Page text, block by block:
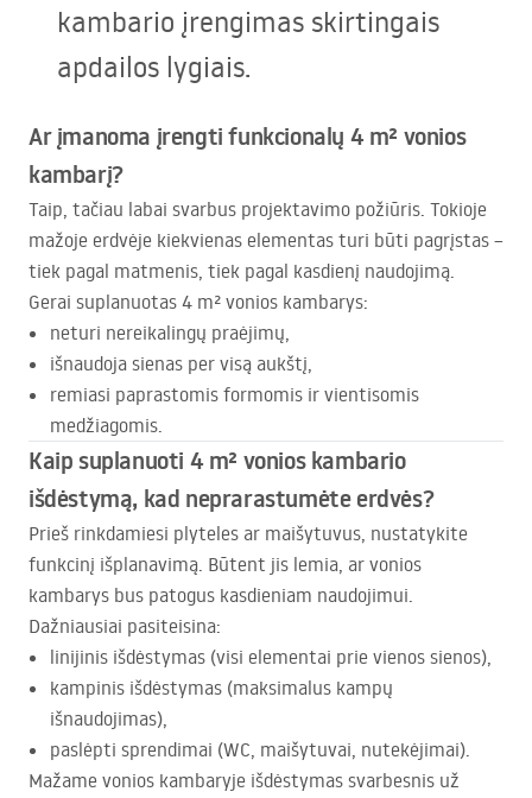
kambario įrengimas skirtingais
apdailos lygiais.
Ar įmanoma įrengti funkcionalų 4 m² vonios
kambarį?
Taip, tačiau labai svarbus projektavimo požiūris. Tokioje
mažoje erdvėje kiekvienas elementas turi būti pagrįstas –
tiek pagal matmenis, tiek pagal kasdienį naudojimą.
Gerai suplanuotas 4 m² vonios kambarys:
neturi nereikalingų praėjimų,
išnaudoja sienas per visą aukštį,
remiasi paprastomis formomis ir vientisomis
medžiagomis.
Kaip suplanuoti 4 m² vonios kambario
išdėstymą, kad neprarastumėte erdvės?
Prieš rinkdamiesi plyteles ar maišytuvus, nustatykite
funkcinį išplanavimą. Būtent jis lemia, ar vonios
kambarys bus patogus kasdieniam naudojimui.
Dažniausiai pasiteisina:
linijinis išdėstymas (visi elementai prie vienos sienos),
kampinis išdėstymas (maksimalus kampų
išnaudojimas),
paslėpti sprendimai (WC, maišytuvai, nutekėjimai).
Mažame vonios kambaryje išdėstymas svarbesnis už